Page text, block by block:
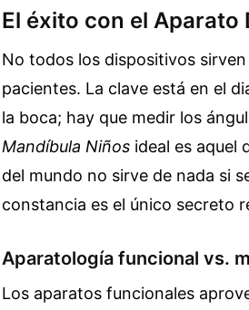
El éxito con el Aparato
No todos los dispositivos
pacientes. La clave está en el
la boca; hay que medir los
Mandíbula Niños ideal es aquel
del mundo no sirve de nada si
constancia es el único secreto
Aparatología funcional vs.
Los aparatos funcionales